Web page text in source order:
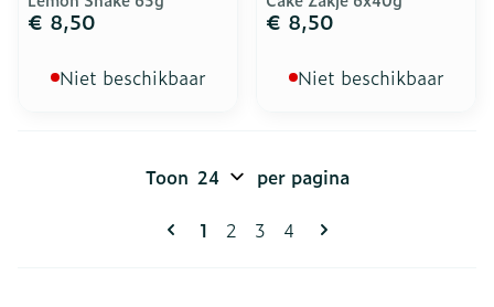
€ 8,50
Niet beschikbaar
€ 8,50
Niet beschikbaar
Pagina's
U lees momenteel pagina
1 Pagina
2 Pagina
3 Pagina
4
Toon per pagina